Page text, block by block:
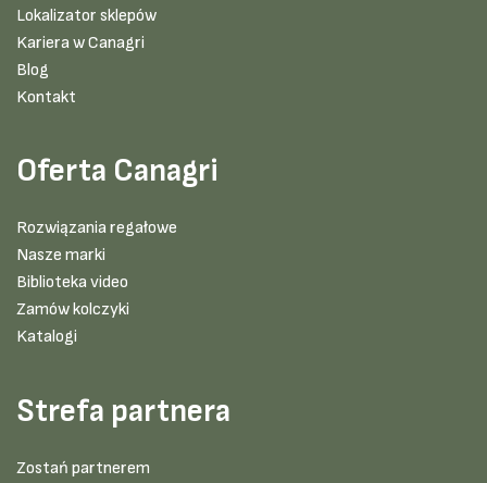
Lokalizator sklepów
Kariera w Canagri
Blog
Kontakt
Oferta Canagri
Rozwiązania regałowe
Nasze marki
Biblioteka video
Zamów kolczyki
Katalogi
Strefa partnera
Zostań partnerem